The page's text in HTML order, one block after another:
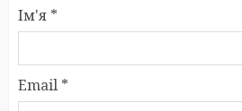
Ім'я *
Email *